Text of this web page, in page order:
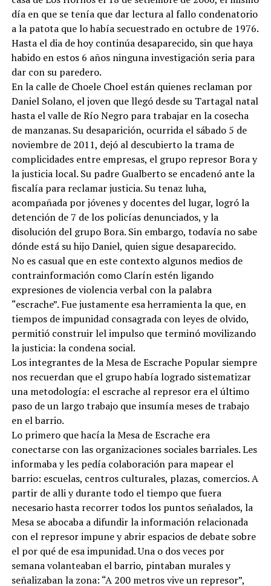
día en que se tenía que dar lectura al fallo condenatorio
a la patota que lo había secuestrado en octubre de 1976.
Hasta el dia de hoy continúa desaparecido, sin que haya
habido en estos 6 años ninguna investigación seria para
dar con su paredero.
En la calle de Choele Choel están quienes reclaman por
Daniel Solano, el joven que llegó desde su Tartagal natal
hasta el valle de Río Negro para trabajar en la cosecha
de manzanas. Su desaparición, ocurrida el sábado 5 de
noviembre de 2011, dejó al descubierto la trama de
complicidades entre empresas, el grupo represor Bora y
la justicia local. Su padre Gualberto se encadenó ante la
fiscalía para reclamar justicia. Su tenaz luha,
acompañada por jóvenes y docentes del lugar, logró la
detención de 7 de los policías denunciados, y la
disolución del grupo Bora. Sin embargo, todavía no sabe
dónde está su hijo Daniel, quien sigue desaparecido.
No es casual que en este contexto algunos medios de
contrainformación como Clarín estén ligando
expresiones de violencia verbal con la palabra
“escrache”. Fue justamente esa herramienta la que, en
tiempos de impunidad consagrada con leyes de olvido,
permitió construir lel impulso que terminó movilizando
la justicia: la condena social.
Los integrantes de la Mesa de Escrache Popular siempre
nos recuerdan que el grupo había logrado sistematizar
una metodología: el escrache al represor era el último
paso de un largo trabajo que insumía meses de trabajo
en el barrio.
Lo primero que hacía la Mesa de Escrache era
conectarse con las organizaciones sociales barriales. Les
informaba y les pedía colaboración para mapear el
barrio: escuelas, centros culturales, plazas, comercios. A
partir de alli y durante todo el tiempo que fuera
necesario hasta recorrer todos los puntos señalados, la
Mesa se abocaba a difundir la información relacionada
con el represor impune y abrir espacios de debate sobre
el por qué de esa impunidad. Una o dos veces por
semana volanteaban el barrio, pintaban murales y
señalizaban la zona: “A 200 metros vive un represor”,